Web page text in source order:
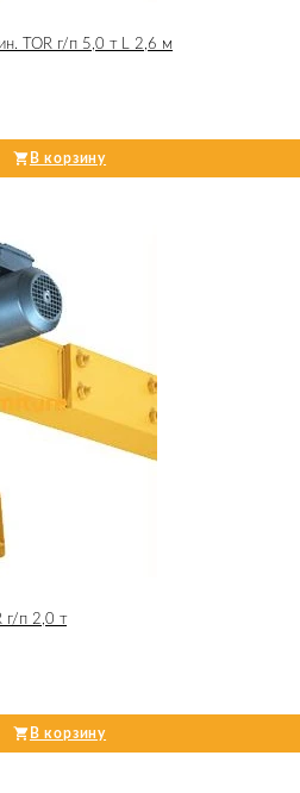
TOR г/п 5,0 т L 2,6 м
В корзину
г/п 2,0 т
В корзину